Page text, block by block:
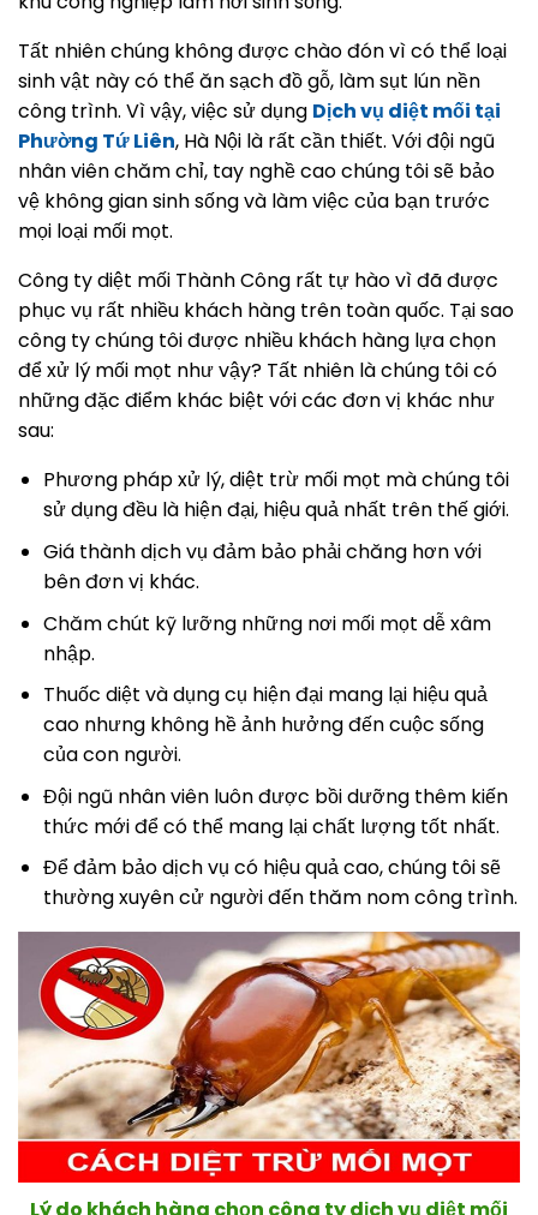
Tất nhiên chúng không được chào đón vì có thể loại
sinh vật này có thể ăn sạch đồ gỗ, làm sụt lún nền
công trình. Vì vậy, việc sử dụng Dịch vụ diệt mối tại
Phường Tứ Liên, Hà Nội là rất cần thiết. Với đội ngũ
nhân viên chăm chỉ, tay nghề cao chúng tôi sẽ bảo
vệ không gian sinh sống và làm việc của bạn trước
mọi loại mối mọt.
Công ty diệt mối Thành Công rất tự hào vì đã được
phục vụ rất nhiều khách hàng trên toàn quốc. Tại sao
công ty chúng tôi được nhiều khách hàng lựa chọn
để xử lý mối mọt như vậy? Tất nhiên là chúng tôi có
những đặc điểm khác biệt với các đơn vị khác như
sau:
Phương pháp xử lý, diệt trừ mối mọt mà chúng tôi
sử dụng đều là hiện đại, hiệu quả nhất trên thế giới.
Giá thành dịch vụ đảm bảo phải chăng hơn với
bên đơn vị khác.
Chăm chút kỹ lưỡng những nơi mối mọt dễ xâm
nhập.
Thuốc diệt và dụng cụ hiện đại mang lại hiệu quả
cao nhưng không hề ảnh hưởng đến cuộc sống
của con người.
Đội ngũ nhân viên luôn được bồi dưỡng thêm kiến
thức mới để có thể mang lại chất lượng tốt nhất.
Để đảm bảo dịch vụ có hiệu quả cao, chúng tôi sẽ
thường xuyên cử người đến thăm nom công trình.